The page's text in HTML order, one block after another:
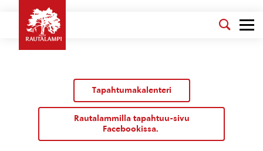
Tapahtumakalenteri
Rautalammilla tapahtuu-sivu
Facebookissa.